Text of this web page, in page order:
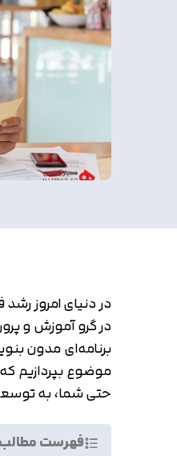
در دنیای امروز
‌در گرو آموزش و
برنامه‌ای مدون
موضوع بپردازیم که
حتی شما، ‌به توسعه
فهرست مطالب